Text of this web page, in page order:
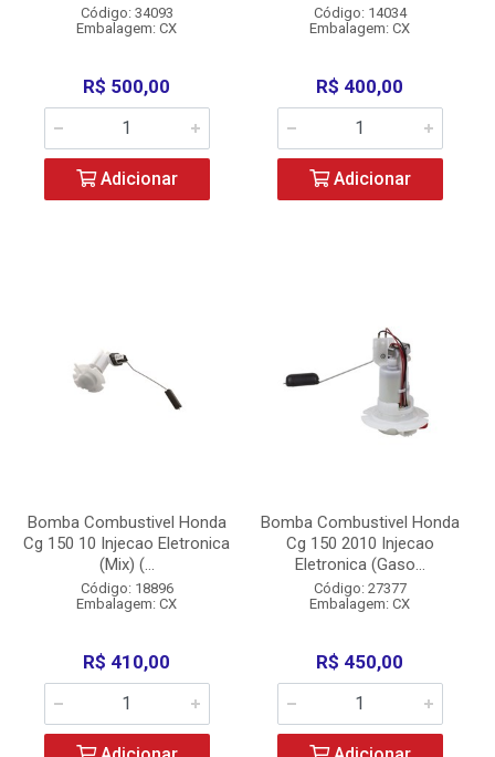
Código: 34093
Embalagem: CX
R$ 500,00
Adicionar
Código: 14034
Embalagem: CX
R$ 400,00
Adicionar
Bomba Combustivel Honda
Cg 150 10 Injecao Eletronica
(Mix) (...
Código: 18896
Embalagem: CX
R$ 410,00
Bomba Combustivel Honda
Cg 150 2010 Injecao
Eletronica (Gaso...
Código: 27377
Embalagem: CX
R$ 450,00